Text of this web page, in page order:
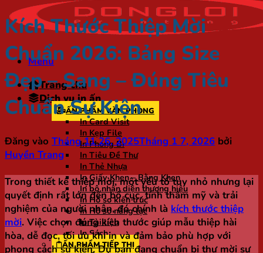
Menu
Trang chủ
Dịch vụ in ấn
ẤN PHẨM VĂN PHÒNG
In Card Visit
In Kẹp File
In Phong Bì
In Tiêu Đề Thư
In Thẻ Nhựa
In Giấy Khen – Bằng Khen
In bộ nhận diện thương hiệu
In Hồ sơ kiến trúc
In Hồ sơ năng lực
In Tài liệu
In Sách
ẤN PHẨM TIẾP THỊ
Kích Thước Thiệp Mời
Chuẩn 2026: Bảng Size
Đẹp – Sang – Đúng Tiêu
Chuẩn Sự Kiện
Đăng vào Tháng 11 26, 2025Tháng 1 7, 2026 bởi
Huyền Trang
Trong thiết kế thiệp mời, một yếu tố tuy nhỏ nhưng lại
quyết định rất lớn đến bố cục, tính thẩm mỹ và trải
nghiệm của người nhận, đó chính là kích thước thiệp
mời. Việc chọn đúng kích thước giúp mẫu thiệp hài
hòa, dễ đọc, tối ưu khi in và đảm bảo phù hợp với
phong cách sự kiện. Dù bạn đang chuẩn bị thư mời sự